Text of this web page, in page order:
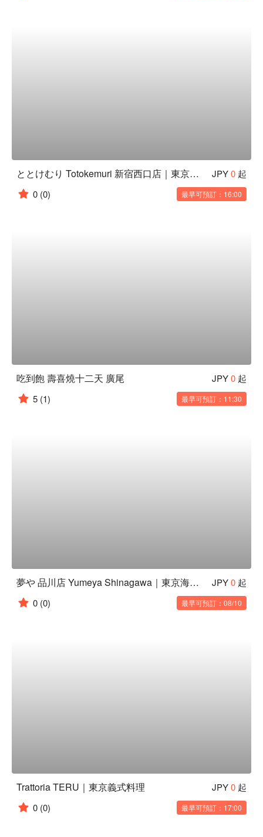
ととけむり Totokemuri 新宿西口店｜東京澀谷居酒屋 JPY0 起
0 (0) 最早可預訂：16:00
吃到飽 壽喜燒十二天 廣尾 JPY0 起
5 (1) 最早可預訂：11:30
夢や 品川店 Yumeya Shinagawa｜東京海鮮居酒屋 JPY0 起
0 (0) 最早可預訂：08/10
Trattoria TERU｜東京義式料理 JPY0 起
0 (0) 最早可預訂：17:00